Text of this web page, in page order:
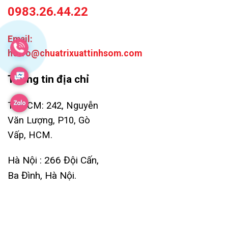
0983.26.44.22
Email:
hotro@chuatrixuattinhsom.com
Thông tin địa chỉ
TP.HCM: 242, Nguyễn
Văn Lượng, P10, Gò
Vấp, HCM.
Hà Nội : 266 Đội Cấn,
Ba Đình, Hà Nội.